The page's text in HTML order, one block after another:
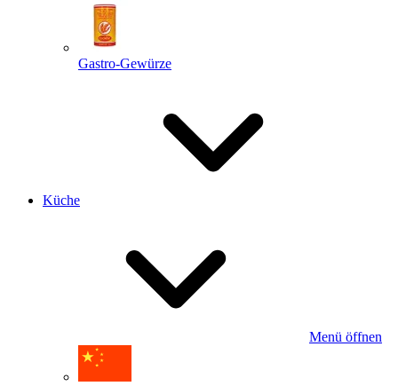
Gastro-Gewürze
Küche
Menü öffnen